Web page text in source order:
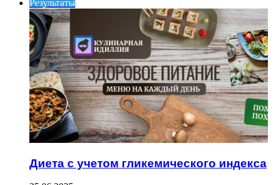
Результаты
Диета с учетом гликемического индекса